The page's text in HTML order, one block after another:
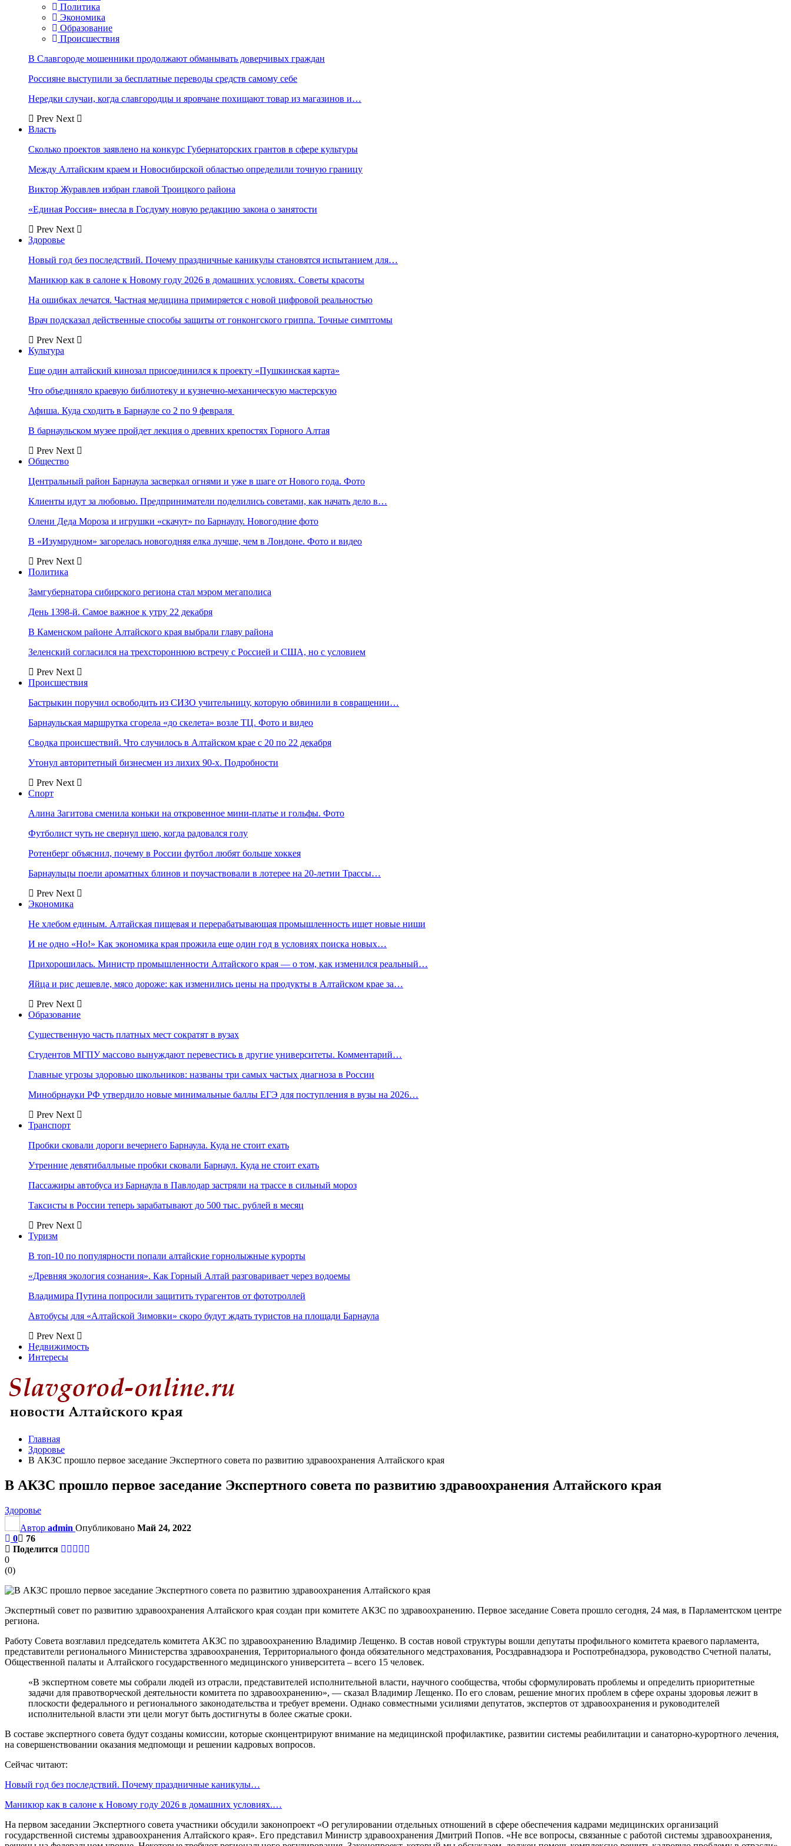
Политика
Экономика
Образование
Происшествия
В Славгороде мошенники продолжают обманывать доверчивых граждан
Россияне выступили за бесплатные переводы средств самому себе
Нередки случаи, когда славгородцы и яровчане похищают товар из магазинов и…
Prev Next
Власть
Сколько проектов заявлено на конкурс Губернаторских грантов в сфере культуры
Между Алтайским краем и Новосибирской областью определили точную границу
Виктор Журавлев избран главой Троицкого района
«Единая Россия» внесла в Госдуму новую редакцию закона о занятости
Prev Next
Здоровье
Новый год без последствий. Почему праздничные каникулы становятся испытанием для…
Маникюр как в салоне к Новому году 2026 в домашних условиях. Советы красоты
На ошибках лечатся. Частная медицина примиряется с новой цифровой реальностью
Врач подсказал действенные способы защиты от гонконгского гриппа. Точные симптомы
Prev Next
Культура
Еще один алтайский кинозал присоединился к проекту «Пушкинская карта»
Что объединяло краевую библиотеку и кузнечно-механическую мастерскую
Афиша. Куда сходить в Барнауле со 2 по 9 февраля
В барнаульском музее пройдет лекция о древних крепостях Горного Алтая
Prev Next
Общество
Центральный район Барнаула засверкал огнями и уже в шаге от Нового года. Фото
Клиенты идут за любовью. Предприниматели поделились советами, как начать дело в…
Олени Деда Мороза и игрушки «скачут» по Барнаулу. Новогодние фото
В «Изумрудном» загорелась новогодняя елка лучше, чем в Лондоне. Фото и видео
Prev Next
Политика
Замгубернатора сибирского региона стал мэром мегаполиса
День 1398-й. Самое важное к утру 22 декабря
В Каменском районе Алтайского края выбрали главу района
Зеленский согласился на трехстороннюю встречу с Россией и США, но с условием
Prev Next
Происшествия
Бастрыкин поручил освободить из СИЗО учительницу, которую обвинили в совращении…
Барнаульская маршрутка сгорела «до скелета» возле ТЦ. Фото и видео
Сводка происшествий. Что случилось в Алтайском крае с 20 по 22 декабря
Утонул авторитетный бизнесмен из лихих 90-х. Подробности
Prev Next
Спорт
Алина Загитова сменила коньки на откровенное мини-платье и гольфы. Фото
Футболист чуть не свернул шею, когда радовался голу
Ротенберг объяснил, почему в России футбол любят больше хоккея
Барнаульцы поели ароматных блинов и поучаствовали в лотерее на 20-летии Трассы…
Prev Next
Экономика
Не хлебом единым. Алтайская пищевая и перерабатывающая промышленность ищет новые ниши
И не одно «Но!» Как экономика края прожила еще один год в условиях поиска новых…
Прихорошилась. Министр промышленности Алтайского края — о том, как изменился реальный…
Яйца и рис дешевле, мясо дороже: как изменились цены на продукты в Алтайском крае за…
Prev Next
Образование
Существенную часть платных мест сократят в вузах
Студентов МГПУ массово вынуждают перевестись в другие университеты. Комментарий…
Главные угрозы здоровью школьников: названы три самых частых диагноза в России
Минобрнауки РФ утвердило новые минимальные баллы ЕГЭ для поступления в вузы на 2026…
Prev Next
Транспорт
Пробки сковали дороги вечернего Барнаула. Куда не стоит ехать
Утренние девятибалльные пробки сковали Барнаул. Куда не стоит ехать
Пассажиры автобуса из Барнаула в Павлодар застряли на трассе в сильный мороз
Таксисты в России теперь зарабатывают до 500 тыс. рублей в месяц
Prev Next
Туризм
В топ-10 по популярности попали алтайские горнолыжные курорты
«Древняя экология сознания». Как Горный Алтай разговаривает через водоемы
Владимира Путина попросили защитить турагентов от фототроллей
Автобусы для «Алтайской Зимовки» скоро будут ждать туристов на площади Барнаула
Prev Next
Недвижимость
Интересы
Главная
Здоровье
В АКЗС прошло первое заседание Экспертного совета по развитию здравоохранения Алтайского края
В АКЗС прошло первое заседание Экспертного совета по развитию здравоохранения Алтайского края
Здоровье
Автор admin Опубликовано Май 24, 2022
0
76
Поделится
0
(0)
Экспертный совет по развитию здравоохранения Алтайского края создан при комитете АКЗС по здравоохранению. Первое заседание Совета прошло сегодня, 24 мая, в Парламентском центре
региона.
Работу Совета возглавил председатель комитета АКЗС по здравоохранению Владимир Лещенко. В состав новой структуры вошли депутаты профильного комитета краевого парламента,
представители регионального Министерства здравоохранения, Территориального фонда обязательного медстрахования, Росздравнадзора и Роспотребнадзора, руководство Счетной палаты,
Общественной палаты и Алтайского государственного медицинского университета – всего 15 человек.
«В экспертном совете мы собрали людей из отрасли, представителей исполнительной власти, научного сообщества, чтобы сформулировать проблемы и определить приоритетные
задачи для правотворческой деятельности комитета по здравоохранению», — сказал Владимир Лещенко. По его словам, решение многих проблем в сфере охраны здоровья лежит в
плоскости федерального и регионального законодательства и требует времени. Однако совместными усилиями депутатов, экспертов от здравоохранения и руководителей
исполнительной власти эти цели могут быть достигнуты в более сжатые сроки.
В составе экспертного совета будут созданы комиссии, которые сконцентрируют внимание на медицинской профилактике, развитии системы реабилитации и санаторно-курортного лечения,
на совершенствовании оказания медпомощи и решении кадровых вопросов.
Сейчас читают:
Новый год без последствий. Почему праздничные каникулы…
Маникюр как в салоне к Новому году 2026 в домашних условиях.…
На первом заседании Экспертного совета участники обсудили законопроект «О регулировании отдельных отношений в сфере обеспечения кадрами медицинских организаций
государственной системы здравоохранения Алтайского края». Его представил Министр здравоохранения Дмитрий Попов. «Не все вопросы, связанные с работой системы здравоохранения,